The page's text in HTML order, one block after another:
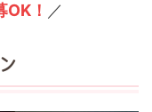
！ ／